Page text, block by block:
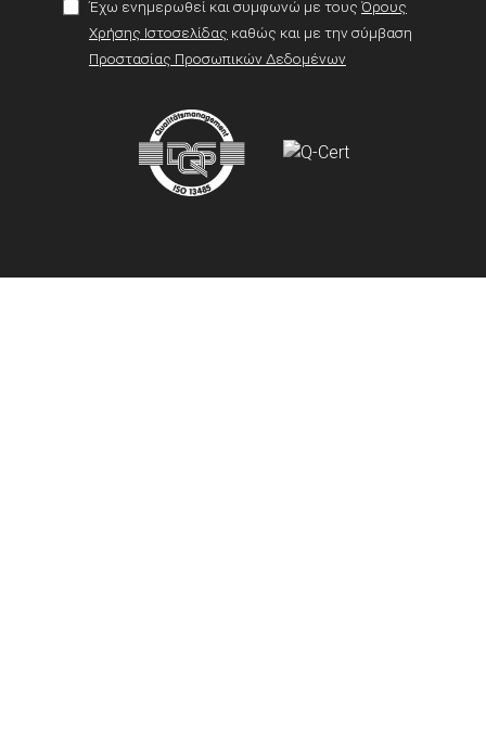
Έχω ενημερωθεί και συμφωνώ με τους Όρους
Χρήσης Ιστοσελίδας καθώς και με την σύμβαση
Προστασίας Προσωπικών Δεδομένων